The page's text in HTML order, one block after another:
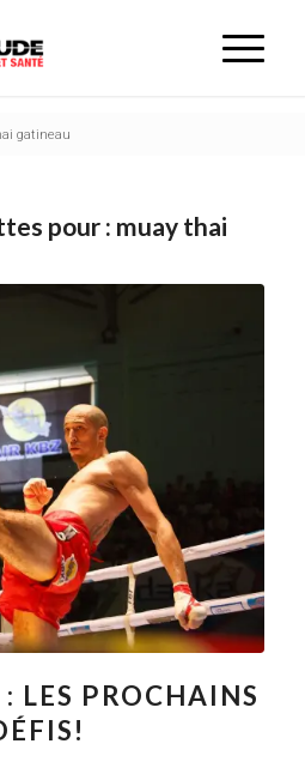
gatineau
pour : muay thai
LES PROCHAINS